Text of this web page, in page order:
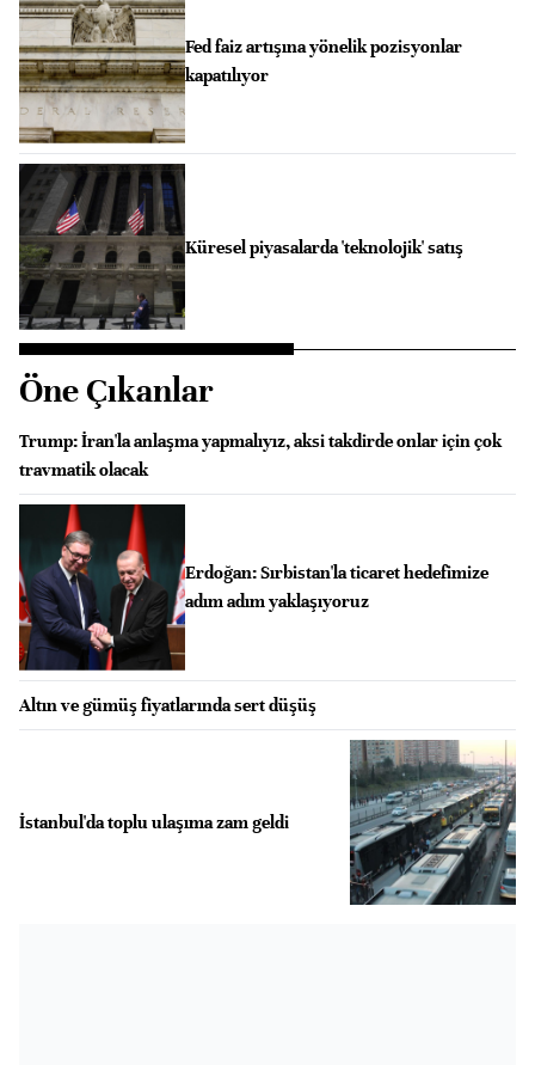
Fed faiz artışına yönelik pozisyonlar
kapatılıyor
Küresel piyasalarda 'teknolojik' satış
Öne Çıkanlar
Trump: İran'la anlaşma yapmalıyız, aksi takdirde onlar için çok
travmatik olacak
Erdoğan: Sırbistan'la ticaret hedefimize
adım adım yaklaşıyoruz
Altın ve gümüş fiyatlarında sert düşüş
İstanbul'da toplu ulaşıma zam geldi